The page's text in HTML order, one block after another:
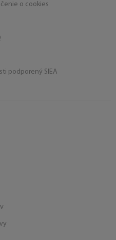
o cookies
podporený SIEA